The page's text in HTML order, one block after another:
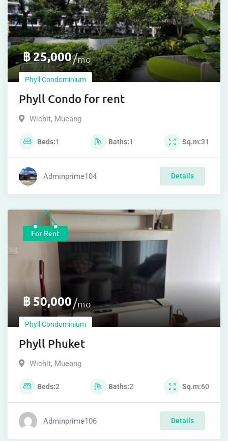
฿25,000 mo
Phyll Condominium
Phyll Condo for rent
Wichit, Mueang
Beds 1 Baths 1 Sq.m 31
Adminprime104 Details
For Rent
฿50,000 mo
Phyll Condominium
Phyll Phuket
Wichit, Mueang
Beds 2 Baths 2 Sq.m 60
Adminprime106 Details